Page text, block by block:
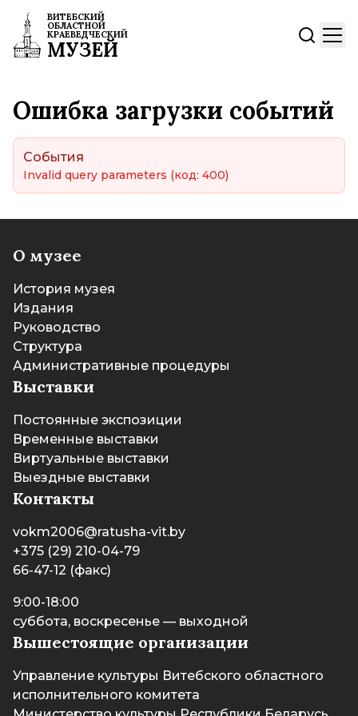
ВИТЕБСКИЙ
ОБЛАСТНОЙ
КРАЕВЕДЧЕСКИЙ
МУЗЕЙ
Ошибка загрузки событий
События
Invalid query parameters (код: 400)
О музее
История музея
Издания
Руководство
Структура
Административные процедуры
Выставки
Постоянные экспозиции
Временные выставки
Виртуальные выставки
Выездные выставки
Контакты
vokm2006@ratusha-vit.by
+375 (29) 210-04-79
66-47-12 (факс)
9:00-18:00
суббота, воскресенье — выходной
Вышестоящие организации
Управление культуры Витебского областного
исполнительного комитета